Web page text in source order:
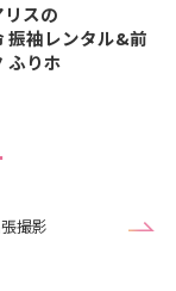
スの
振袖レンタル&前
ふりホ
撮影